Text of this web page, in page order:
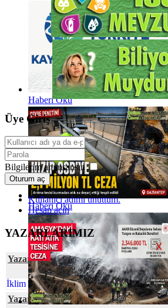
Haberi Oku
Haberi Oku
Üye Giriş
Bilgilerim anımsansın
Oturum aç
Kullanıcı adımı unuttum.
Hesap açın
YAZARLARIMIZ
Yazar Cihan YEŞİL
İklim Değişmesine Karşı Talep Hassasiyeti
Yazar Dilek AŞAN